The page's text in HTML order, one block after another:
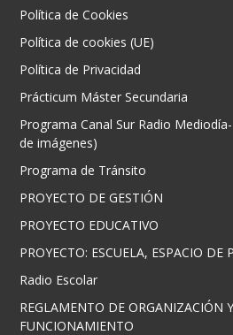
Política de Cookies
Política de cookies (UE)
Política de Privacidad
Prácticum Máster Secundaria
Programa Canal Sur Radio
de imágenes)
Programa de Tránsito
PROYECTO DE GESTIÓN
PROYECTO EDUCATIVO
PROYECTO: ESCUELA, ESPACIO DE
Radio Escolar
REGLAMENTO DE ORGANIZACIÓN Y
FUNCIONAMIENTO